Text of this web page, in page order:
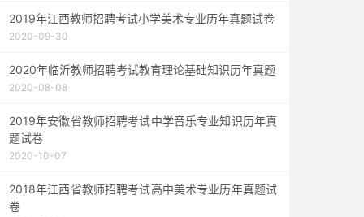
2019年江西教师招聘考试小学美术专业历年真题试卷
2020-09-30
2020年临沂教师招聘考试教育理论基础知识历年真题
2020-08-08
2019年安徽省教师招聘考试中学音乐专业知识历年真
题试卷
2020-10-07
2018年江西省教师招聘考试高中美术专业历年真题试
卷